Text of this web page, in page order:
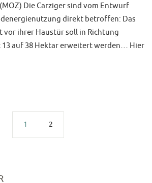
Die Carziger sind vom Entwurf
direkt betroffen: Das
vor ihrer Haustür soll in Richtung
auf 38 Hektar erweitert werden… Hier
1 2